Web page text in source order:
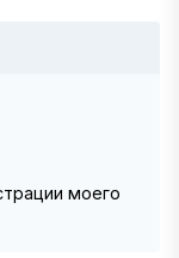
моего